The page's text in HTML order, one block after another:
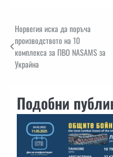
Навигация
Норвегия иска да поръча
производството на 10
комплекса за ПВО NASAMS за
Украйна
Подобни